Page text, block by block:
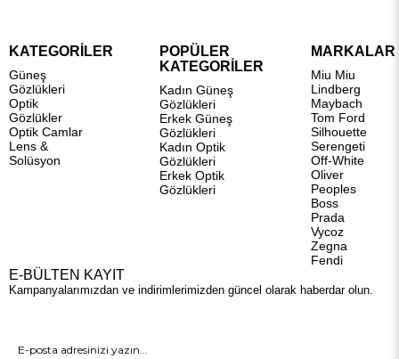
KATEGORİLER
Güneş
Gözlükleri
Optik
Gözlükler
Optik Camlar
Lens &
Solüsyon
POPÜLER
KATEGORİLER
Kadın Güneş
Gözlükleri
Erkek Güneş
Gözlükleri
Kadın Optik
Gözlükleri
Erkek Optik
Gözlükleri
MARKALAR
Miu Miu
Lindberg
Maybach
Tom Ford
Silhouette
Serengeti
Off-White
Oliver
Peoples
Boss
Prada
Vycoz
Zegna
Fendi
E-BÜLTEN KAYIT
Kampanyalarımızdan ve indirimlerimizden güncel olarak haberdar olun.